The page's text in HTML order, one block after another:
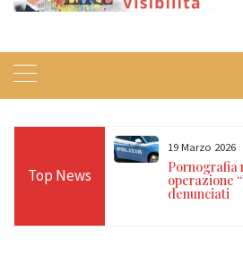
Top News
ore sulle Alpi:
Cervino e
19 Marzo 2026
Pornografia
operazione
denunciati